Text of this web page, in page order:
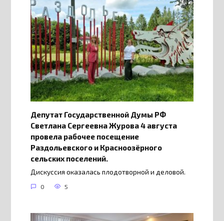
Депутат Государственной Думы РФ
Светлана Сергеевна Журова 4 августа
провела рабочее посещение
Раздольевского и Красноозёрного
сельских поселений.
Дискуссия оказалась плодотворной и деловой.
0 5